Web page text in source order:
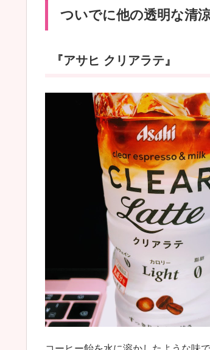
ついでに他の透明な清
『アサヒ クリアラテ』